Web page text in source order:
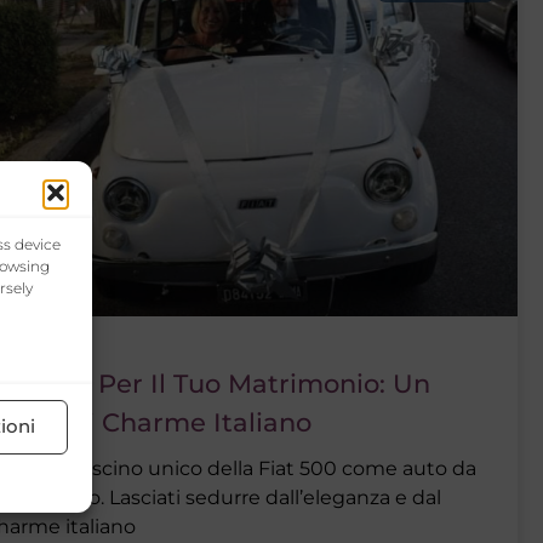
device
Fiat 500 Per Il Tuo Matrimonio: Un
Di Charme Italiano
il fascino unico della Fiat 500 come auto da
Lasciati sedurre dall’eleganza e dal
italiano